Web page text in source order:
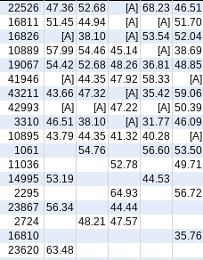
46.51
68.23
[A]
52.68
47.36
22526
51.70
[A]
[A]
44.94
51.45
16811
52.04
53.54
[A]
38.10
[A]
16826
38.69
[A]
45.14
54.46
57.99
10889
48.85
36.81
48.26
52.68
54.42
19067
[A]
58.33
47.92
44.35
[A]
41946
59.06
35.42
[A]
47.32
43.66
43211
50.39
[A]
47.22
[A]
[A]
42993
46.09
31.77
[A]
38.10
46.51
3310
[A]
40.28
41.32
44.35
43.79
10895
53.50
56.60
54.76
1061
49.71
52.78
11036
44.53
53.19
14995
56.72
64.93
2295
44.44
56.34
23867
47.57
48.21
2724
35.76
16810
63.48
23620